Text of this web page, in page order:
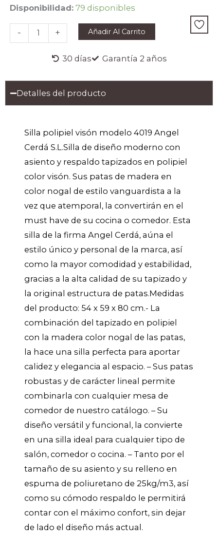
Disponibilidad: 79 disponibles
-
Silla
polipiel
visón
cantidad
+ Añadir Al Carrito
30 días Garantía 2 años
Detalles del producto
Silla polipiel visón modelo 4019 Angel
Cerdá S.L.Silla de diseño moderno con
asiento y respaldo tapizados en polipiel
color visón. Sus patas de madera en
color nogal de estilo vanguardista a la
vez que atemporal, la convertirán en el
must have de su cocina o comedor. Esta
silla de la firma Angel Cerdá, aúna el
estilo único y personal de la marca, así
como la mayor comodidad y estabilidad,
gracias a la alta calidad de su tapizado y
la original estructura de patas.Medidas
del producto: 54 x 59 x 80 cm.- La
combinación del tapizado en polipiel
con la madera color nogal de las patas,
la hace una silla perfecta para aportar
calidez y elegancia al espacio. – Sus patas
robustas y de carácter lineal permite
combinarla con cualquier mesa de
comedor de nuestro catálogo. – Su
diseño versátil y funcional, la convierte
en una silla ideal para cualquier tipo de
salón, comedor o cocina. – Tanto por el
tamaño de su asiento y su relleno en
espuma de poliuretano de 25kg/m3, así
como su cómodo respaldo le permitirá
contar con el máximo confort, sin dejar
de lado el diseño más actual.